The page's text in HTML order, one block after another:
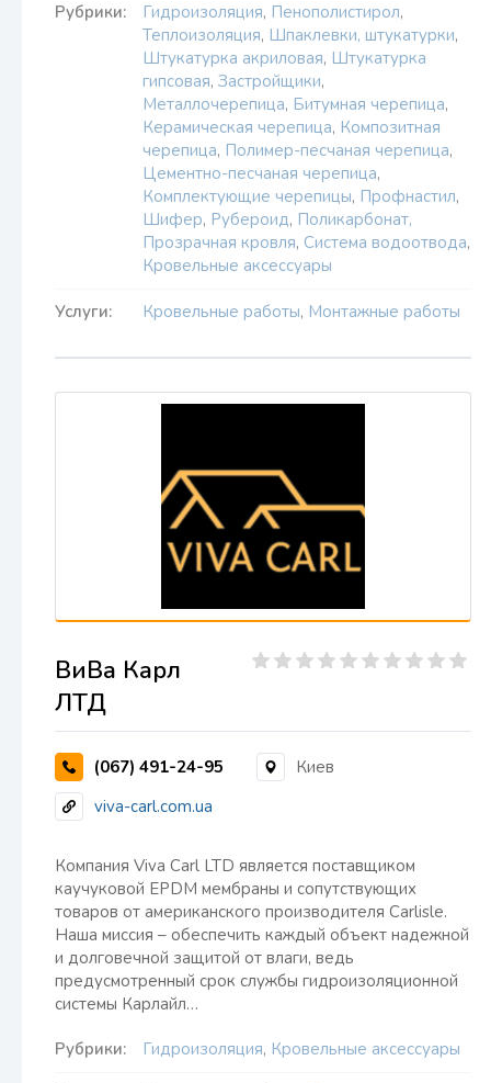
Рубрики: Гидроизоляция, Пенополистирол,
Теплоизоляция, Шпаклевки, штукатурки,
Штукатурка акриловая, Штукатурка
гипсовая, Застройщики,
Металлочерепица, Битумная черепица,
Керамическая черепица, Композитная
черепица, Полимер-песчаная черепица,
Цементно-песчаная черепица,
Комплектующие черепицы, Профнастил,
Шифер, Рубероид, Поликарбонат,
Прозрачная кровля, Система водоотвода,
Кровельные аксессуары
Услуги: Кровельные работы, Монтажные работы
ВиВа Карл
ЛТД
(067) 491-24-95
Киев
viva-carl.com.ua
Компания Viva Carl LTD является поставщиком
каучуковой EPDM мембраны и сопутствующих
товаров от американского производителя Carlisle.
Наша миссия – обеспечить каждый объект надежной
и долговечной защитой от влаги, ведь
предусмотренный срок службы гидроизоляционной
системы Карлайл…
Рубрики: Гидроизоляция, Кровельные аксессуары